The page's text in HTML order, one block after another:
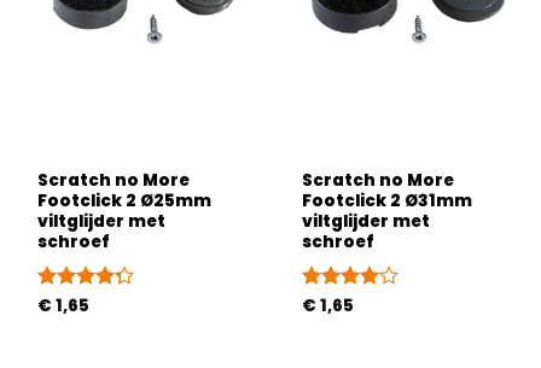
Scratch no More
Footclick 2 Ø25mm
viltglijder met
schroef
Gewaardeerd
€ 1,65
Scratch no More
Footclick 2 Ø31mm
viltglijder met
schroef
Gewaardeerd
€ 1,65